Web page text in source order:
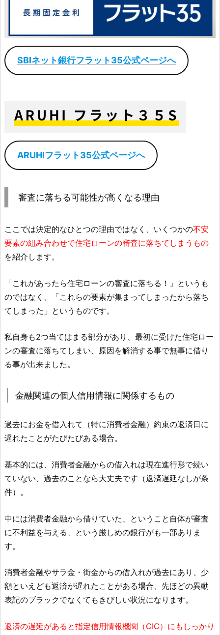
SBIネット銀行フラット35公式ページへ
ARUHIフラット35公式ページへ
審査に落ちる可能性が高くなる理由
ここでは決定的なひとつの理由ではなく、いくつかの不安
要素の組み合わせで住宅ローンの審査に落ちてしまうもの
を紹介します。
「これがあったら住宅ローンの審査に落ちる！」というも
のではなく、「これらの要素が集まってしまったから落ち
てしまった」というものです。
私自身も2つ当てはまる部分があり、最初に受けた住宅ロー
ンの審査に落ちてしまい、原因を解消する事で無事に借り
る事が出来ました。
金融関連の個人信用情報に関係するもの
過去にお金を借入れて（特に消費者金融）約束の返済日に
遅れたことがたびたびある場合。
基本的には、消費者金融からの借入れは現在進行形で続い
ていない、過去のことなら大丈夫です（返済遅延なしが条
件）。
中には消費者金融から借りていた、ということ自体が審査
に不利益を与える、という厳しめの銀行がも一部ありま
す。
消費者金融やサラ金・街金からの借入れが過去にあり、少
額といえども返済が遅れたことがある場合、先ほどの異動
表記のブラックでなくてもきびしい状況になります。
返済の遅延があると指定信用情報機関（CIC）にもしっかり